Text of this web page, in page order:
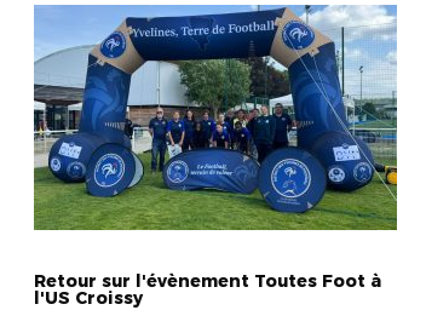
Retour sur l'évènement Toutes Foot à
l'US Croissy